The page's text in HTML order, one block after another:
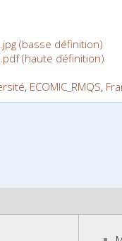
(basse définition)
(haute définition)
, ECOMIC_RMQS,